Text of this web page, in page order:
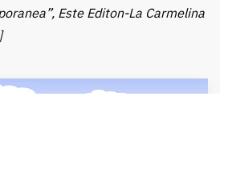
Este Editon-La Carmelina